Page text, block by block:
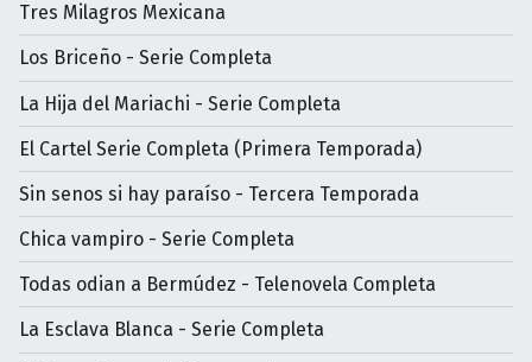
Tres Milagros Mexicana
Los Briceño - Serie Completa
La Hija del Mariachi - Serie Completa
El Cartel Serie Completa (Primera Temporada)
Sin senos si hay paraíso - Tercera Temporada
Chica vampiro - Serie Completa
Todas odian a Bermúdez - Telenovela Completa
La Esclava Blanca - Serie Completa